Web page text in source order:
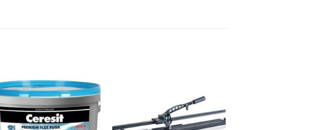
Dodaj
na
listu
želja
Dodaj
listu
želja